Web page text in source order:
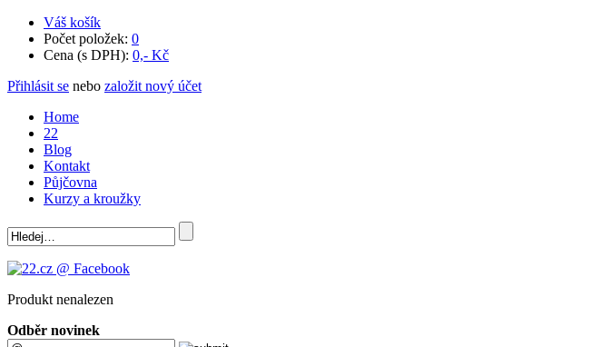
Váš košík
Počet položek: 0
Cena (s DPH): 0,- Kč
Přihlásit se nebo založit nový účet
Home
22
Blog
Kontakt
Půjčovna
Kurzy a kroužky
Produkt nenalezen
Odběr novinek